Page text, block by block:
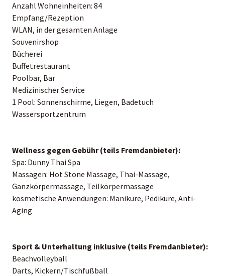
Anzahl Wohneinheiten: 84
Empfang/Rezeption
WLAN, in der gesamten Anlage
Souvenirshop
Bücherei
Buffetrestaurant
Poolbar, Bar
Medizinischer Service
1 Pool: Sonnenschirme, Liegen, Badetuch
Wassersportzentrum
Wellness gegen Gebühr (teils Fremdanbieter):
Spa: Dunny Thai Spa
Massagen: Hot Stone Massage, Thai-Massage,
Ganzkörpermassage, Teilkörpermassage
kosmetische Anwendungen: Maniküre, Pediküre, Anti-
Aging
Sport & Unterhaltung inklusive (teils Fremdanbieter):
Beachvolleyball
Darts, Kickern/Tischfußball